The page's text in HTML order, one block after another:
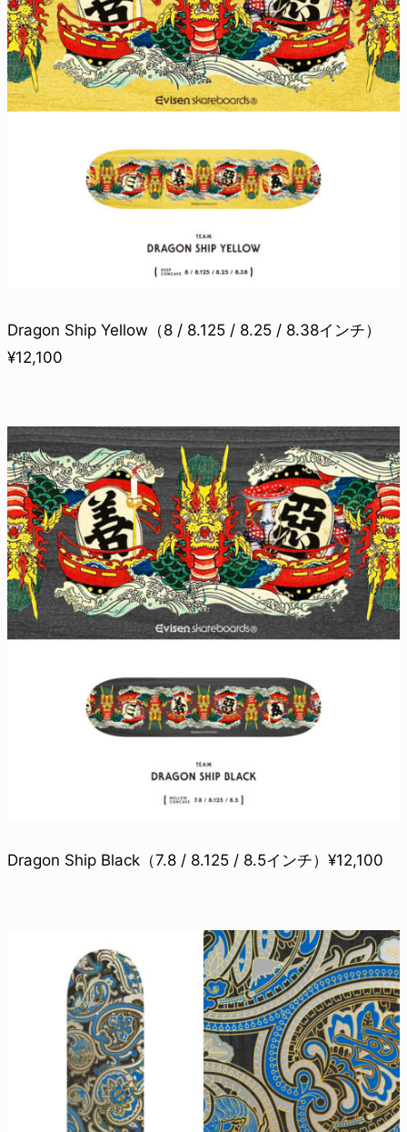
Dragon Ship Yellow（8 / 8.125 / 8.25 / 8.38インチ）
¥12,100
Dragon Ship Black（7.8 / 8.125 / 8.5インチ）¥12,100